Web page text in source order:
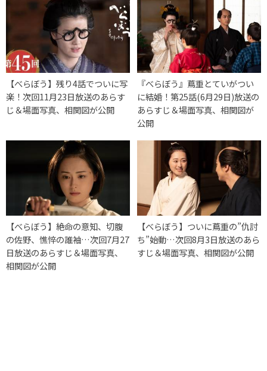
【べらぼう】残り4話でついに写
楽！次回11月23日放送のあらす
じ＆場面写真、相関図が公開
『べらぼう』蔦重とていがつい
に結婚！第25話(6月29日)放送の
あらすじ＆場面写真、相関図が
公開
【べらぼう】絶命の意知、切腹
の佐野、憔悴の誰袖…次回7月27
日放送のあらすじ＆場面写真、
相関図が公開
【べらぼう】ついに蔦重の”仇討
ち”始動…次回8月3日放送のあら
すじ＆場面写真、相関図が公開